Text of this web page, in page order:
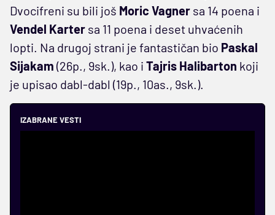
Dvocifreni su bili još Moric Vagner sa 14 poena i
Vendel Karter sa 11 poena i deset uhvaćenih
lopti. Na drugoj strani je fantastičan bio Paskal
Sijakam (26p., 9sk.), kao i Tajris Halibarton koji
je upisao dabl-dabl (19p., 10as., 9sk.).
IZABRANE VESTI